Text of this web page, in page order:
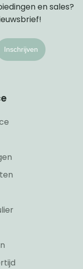
en sales?
Inschrijven